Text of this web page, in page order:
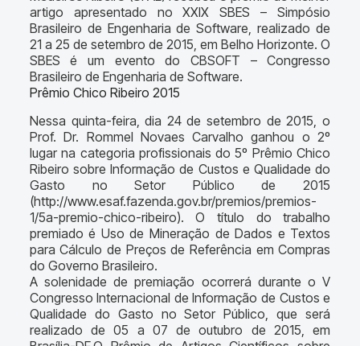
artigo apresentado no XXIX SBES – Simpósio
Brasileiro de Engenharia de Software, realizado de
21 a 25 de setembro de 2015, em Belho Horizonte. O
SBES é um evento do CBSOFT – Congresso
Brasileiro de Engenharia de Software.
Prêmio Chico Ribeiro 2015
Nessa quinta-feira, dia 24 de setembro de 2015, o
Prof. Dr. Rommel Novaes Carvalho ganhou o 2º
lugar na categoria profissionais do 5º Prêmio Chico
Ribeiro sobre Informação de Custos e Qualidade do
Gasto no Setor Público de 2015
(http://www.esaf.fazenda.gov.br/premios/premios-
1/5a-premio-chico-ribeiro). O título do trabalho
premiado é Uso de Mineração de Dados e Textos
para Cálculo de Preços de Referência em Compras
do Governo Brasileiro.
A solenidade de premiação ocorrerá durante o V
Congresso Internacional de Informação de Custos e
Qualidade do Gasto no Setor Público, que será
realizado de 05 a 07 de outubro de 2015, em